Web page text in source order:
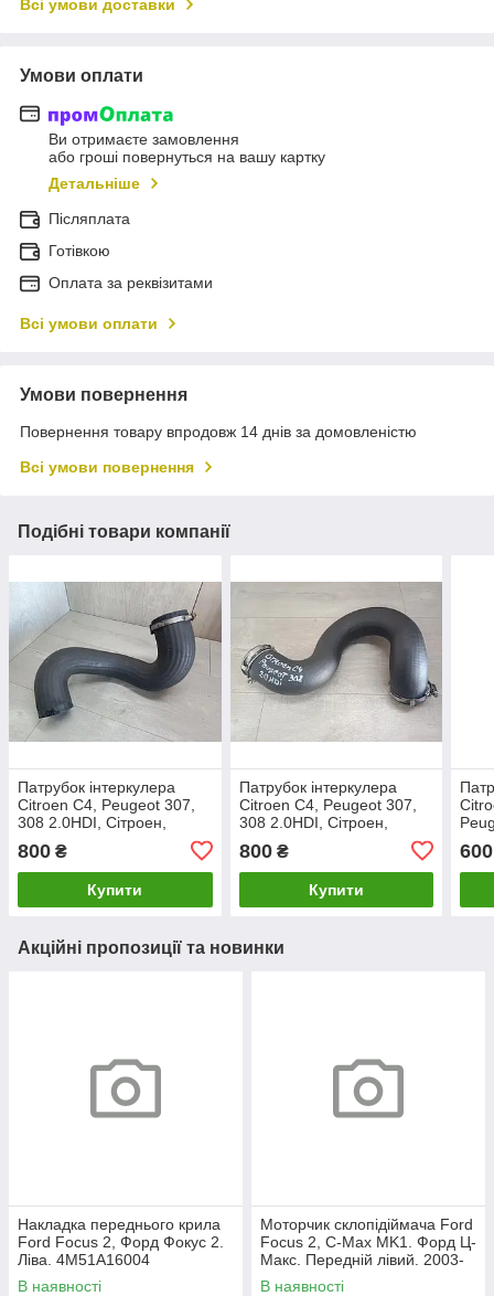
Всі умови доставки
Умови оплати
Ви отримаєте замовлення
або гроші повернуться на вашу картку
Детальніше
Післяплата
Готівкою
Оплата за реквізитами
Всі умови оплати
Умови повернення
Повернення товару впродовж 14 днів за домовленістю
Всі умови повернення
Подібні товари компанії
Патрубок інтеркулера
Citroen C4, Peugeot 307,
308 2.0HDI, Сітроен,
800 ₴
Купити
Патрубок інтеркулера
Citroen C4, Peugeot 307,
308 2.0HDI, Сітроен,
9657574580.
800₴
Купити
600
Акційні пропозиції та новинки
Накладка переднього крила
Ford Focus 2, Форд Фокус 2.
Ліва. 4M51A16004
В наявності
Моторчик склопідіймача Ford
Focus 2, C-Max MK1. Форд Ц-
Макс. Передній лівий. 2003-
2007. 981405110.
В наявності